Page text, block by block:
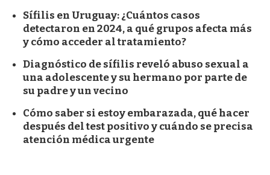
Sífilis en Uruguay: ¿Cuántos casos
detectaron en 2024, a qué grupos afecta más
y cómo acceder al tratamiento?
Diagnóstico de sífilis reveló abuso sexual a
una adolescente y su hermano por parte de
su padre y un vecino
Cómo saber si estoy embarazada, qué hacer
después del test positivo y cuándo se precisa
atención médica urgente